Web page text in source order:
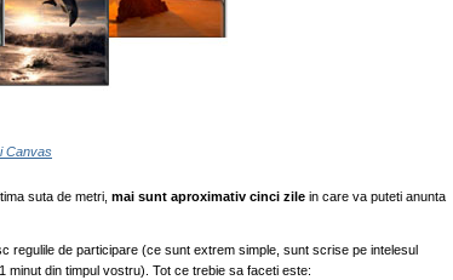
Canvas
suta de metri, mai sunt aproximativ cinci zile in care va puteti anunta
regulile de participare (ce sunt extrem simple, sunt scrise pe intelesul
minut din timpul vostru). Tot ce trebie sa faceti este: